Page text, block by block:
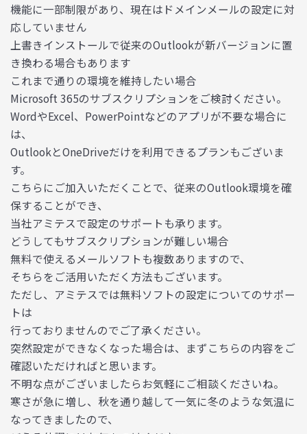
機能に一部制限があり、現在はドメインメールの設定に対
応していません
上書きインストールで従来のOutlookが新バージョンに置
き換わる場合もあります
これまで通りの環境を維持したい場合
Microsoft 365のサブスクリプションをご検討ください。
WordやExcel、PowerPointなどのアプリが不要な場合に
は、
OutlookとOneDriveだけを利用できるプランもございま
す。
こちらにご加入いただくことで、従来のOutlook環境を確
保することができ、
当社アミテスで設定のサポートも承ります。
どうしてもサブスクリプションが難しい場合
無料で使えるメールソフトも複数ありますので、
そちらをご活用いただく方法もございます。
ただし、アミテスでは無料ソフトの設定についてのサポー
トは
行っておりませんのでご了承ください。
突然設定ができなくなった場合は、まずこちらの内容をご
確認いただければと思います。
不明な点がございましたらお気軽にご相談くださいね。
寒さが急に増し、秋を通り越して一気に冬のような気温に
なってきましたので、